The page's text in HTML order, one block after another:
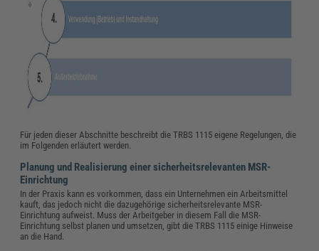
Für jeden dieser Abschnitte beschreibt die TRBS 1115 eigene Regelungen, die
im Folgenden erläutert werden.
Planung und Realisierung einer sicherheitsrelevanten MSR-
Einrichtung
In der Praxis kann es vorkommen, dass ein Unternehmen ein Arbeitsmittel
kauft, das jedoch nicht die dazugehörige sicherheitsrelevante MSR-
Einrichtung aufweist. Muss der Arbeitgeber in diesem Fall die MSR-
Einrichtung selbst planen und umsetzen, gibt die TRBS 1115 einige Hinweise
an die Hand.